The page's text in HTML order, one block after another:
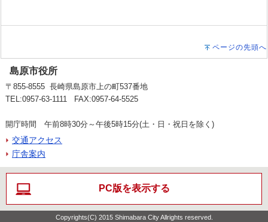
ページの先頭へ
島原市役所
〒855-8555 長崎県島原市上の町537番地
TEL:0957-63-1111 FAX:0957-64-5525
開庁時間 午前8時30分～午後5時15分(土・日・祝日を除く)
交通アクセス
庁舎案内
PC版を表示する
Copyrights(C) 2015 Shimabara City Allrights reserved.